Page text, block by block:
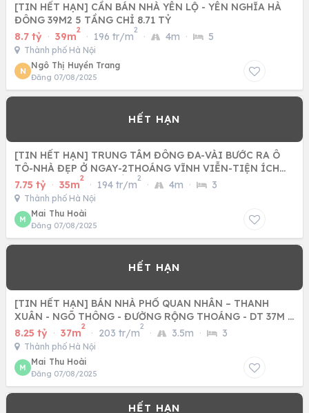
[TIN HẾT HẠN] CẦN BÁN NHÀ YÊN LỘ - YÊN NGHĨA HÀ
ĐÔNG 39M2 5 TẦNG CHỈ 8.71 TỶ
8.7 tỷ · 39m
2
· 196 tr/m
2
· 4m · 5
Thành phố Hà Nội
N
Ngô Thị Huyền Trang
Đăng 07/08/2025
[TIN HẾT HẠN] TRUNG TÂM ĐÔNG ĐA-VÀI BƯỚC RA Ô
TÔ-NHÀ ĐẸP Ở NGAY-2THOÁNG VĨNH VIỄN-TIỆN ÍCH
BẠT NGÀN - 35M - 5TẦNG
7.75 tỷ · 35m
2
· 194 tr/m
2
· 4m · 3
Thành phố Hà Nội
M
Mai Thu Hoài
Đăng 07/08/2025
[TIN HẾT HẠN] BÁN NHÀ PHỐ QUAN NHÂN – THANH
XUÂN - NGÕ THÔNG - ĐƯỜNG RỘNG THOÁNG - DT 37M -
4TANG - GIÁ CHÀO 8,25
8.25 tỷ · 37m
2
· 203 tr/m
2
· 3.5m · 3
Thành phố Hà Nội
M
Mai Thu Hoài
Đăng 07/08/2025